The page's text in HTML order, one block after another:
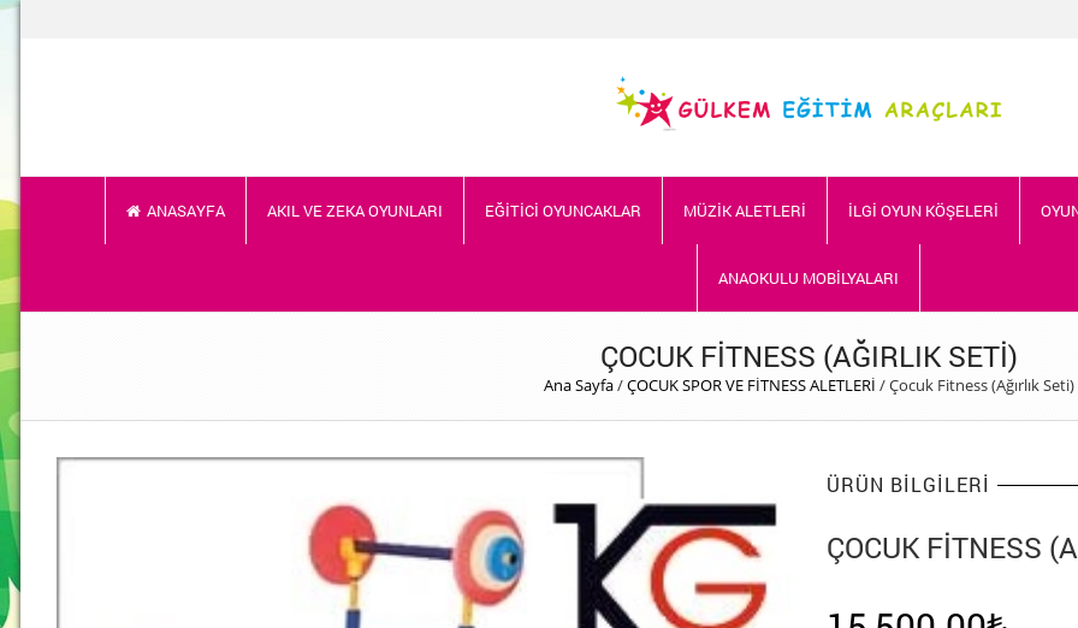
ANASAYFA AKIL VE ZEKA OYUNLARI EĞİTİCİ OYUNCAKLAR MÜZİK ALETLERİ İLGİ OYUN KÖŞELERİ
ANAOKULU MOBİLYALARI
ÇOCUK FITNESS (AĞIRLIK SETI)
Ana Sayfa/ÇOCUK SPOR VE FİTNESS ALETLERİ /Çocuk Fitness (Ağırlık Seti)
ÜRÜN BILGILERI
ÇOCUK FITNESS